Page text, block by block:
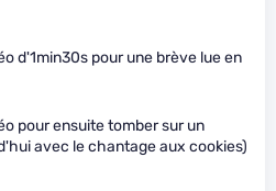
d'1min30s pour une brève lue en
pour ensuite tomber sur un
avec le chantage aux cookies)